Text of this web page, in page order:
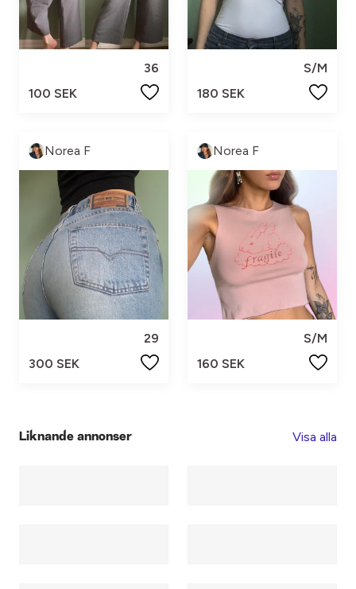
36
100 SEK
S/M
180 SEK
Norea F
29
300 SEK
Norea F
S/M
160 SEK
Liknande annonser Visa alla